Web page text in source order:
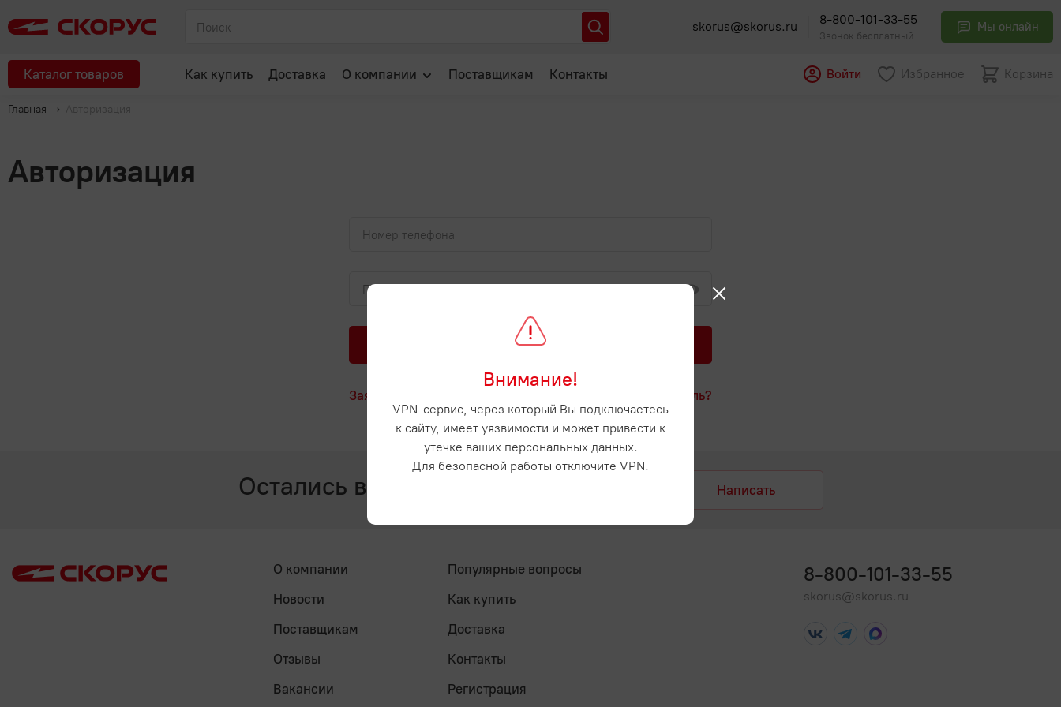
skorus@skorus.ru 8-800-101-33-55
Звонок бесплатный
Мы онлайн
Каталог товаров Как купить Доставка О компании Поставщикам Контакты Войти Избранное Корзина
Главная
Авторизация
Войти
Заявка на регистрацию Забыли пароль?
Остались вопросы? Напишите нам Написать
О компании
Новости
Поставщикам
Отзывы
Вакансии
Популярные вопросы
Как купить
Доставка
Контакты
Регистрация
8-800-101-33-55
skorus@skorus.ru
Внимание!
VPN-сервис, через который Вы подключаетесь
к сайту, имеет уязвимости и может привести к
утечке ваших персональных данных.
Для безопасной работы отключите VPN.